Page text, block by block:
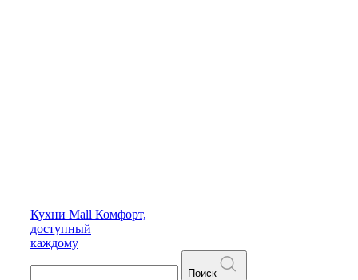
Кухни Mall Комфорт,
доступный
каждому
Поиск